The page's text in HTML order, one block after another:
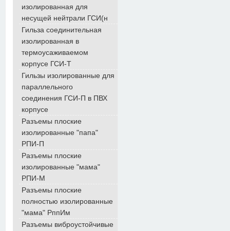
изолированная для
несущей нейтрали ГСИ(н
Гильза соединительная
изолированная в
термоусаживаемом
корпусе ГСИ-Т
Гильзы изолированные для
параллельного
соединения ГСИ-П в ПВХ
корпусе
Разъемы плоские
изолированные "папа"
РПИ-П
Разъемы плоские
изолированные "мама"
РПИ-М
Разъемы плоские
полностью изолированные
"мама" РппИм
Разъемы виброустойчивые